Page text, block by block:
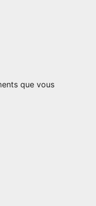
que vous